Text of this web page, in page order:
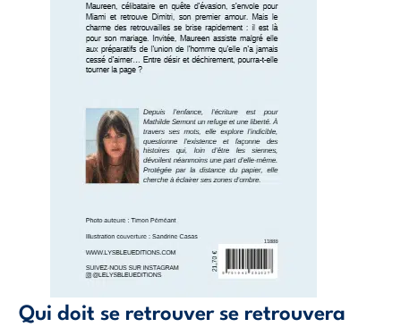
Qui doit se retrouver se retrouvera